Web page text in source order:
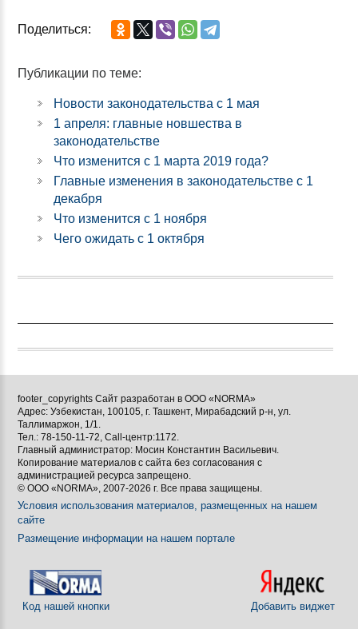
Поделиться:
Публикации по теме:
Новости законодательства с 1 мая
1 апреля: главные новшества в
законодательстве
Что изменится с 1 марта 2019 года?
Главные изменения в законодательстве с 1
декабря
Что изменится с 1 ноября
Чего ожидать с 1 октября
footer_copyrights Сайт разработан в ООО «NORMA»
Адрес: Узбекистан, 100105, г. Ташкент, Мирабадский р-н, ул.
Таллимаржон, 1/1.
Тел.: 78-150-11-72, Call-центр:1172.
Главный администратор: Мосин Константин Васильевич.
Копирование материалов с сайта без согласования с
администрацией ресурса запрещено.
© ООО «NORMA», 2007-2026 г. Все права защищены.
Условия использования материалов, размещенных на нашем
сайте
Размещение информации на нашем портале
Код нашей кнопки Добавить виджет